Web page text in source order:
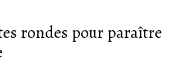
rondes pour paraître